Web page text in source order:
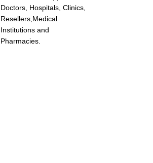
Doctors, Hospitals, Clinics,
Resellers,Medical
Institutions and
Pharmacies.